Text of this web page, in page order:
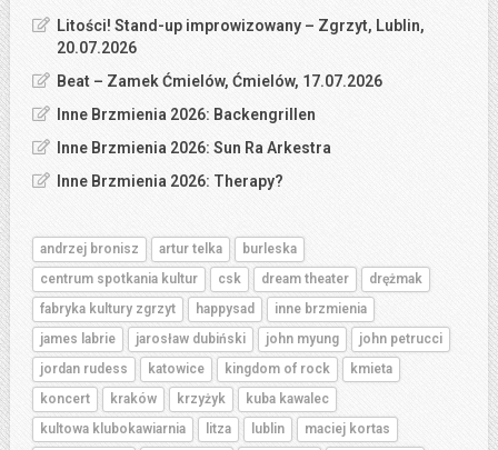
Litości! Stand-up improwizowany – Zgrzyt, Lublin,
20.07.2026
Beat – Zamek Ćmielów, Ćmielów, 17.07.2026
Inne Brzmienia 2026: Backengrillen
Inne Brzmienia 2026: Sun Ra Arkestra
Inne Brzmienia 2026: Therapy?
andrzej bronisz artur telka
burleska
centrum spotkania kultur
csk dream theater
drężmak
fabryka kultury zgrzyt
happysad
inne brzmienia
james labrie
jarosław dubiński john myung
john petrucci
jordan rudess
katowice kingdom of rock
kmieta
koncert
kraków krzyżyk
kuba kawalec
kultowa klubokawiarnia
litza lublin
maciej kortas